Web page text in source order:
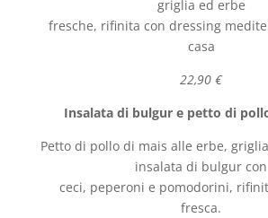
griglia ed erbe
fresche, rifinita con dressing
casa
22,90 €
Insalata di bulgur e petto di
Petto di pollo di mais alle erbe,
insalata di bulgur con
ceci, peperoni e pomodorini,
fresca.